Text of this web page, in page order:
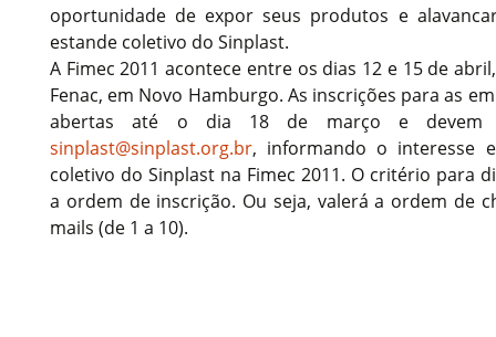
oportunidade de expor seus produtos e
estande coletivo do Sinplast.
A Fimec 2011 acontece entre os dias 12 e 15 de
Fenac, em Novo Hamburgo. As inscrições para as
abertas até o dia 18 de março e devem
sinplast@sinplast.org.br, informando o interesse
coletivo do Sinplast na Fimec 2011. O critério para
a ordem de inscrição. Ou seja, valerá a ordem de
mails (de 1 a 10).